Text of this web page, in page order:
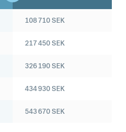
108 710SEK
217 450SEK
326 190SEK
434 930SEK
543 670SEK